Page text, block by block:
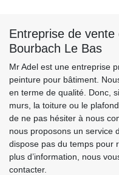
Entreprise de
Bourbach Le Bas
Mr Adel est une entreprise
peinture pour bâtiment.
en terme de qualité. Donc,
murs, la toiture ou le
de ne pas hésiter à nous
nous proposons un service
dispose pas du temps pour
plus d’information, nous
contacter.